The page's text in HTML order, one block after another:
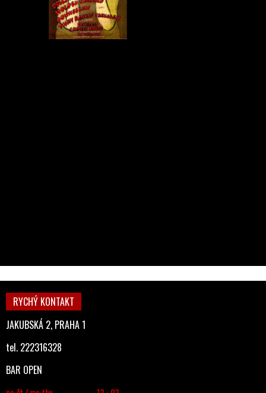
RYCHÝ KONTAKT
JAKUBSKÁ 2, PRAHA 1
tel. 222316328
BAR OPEN